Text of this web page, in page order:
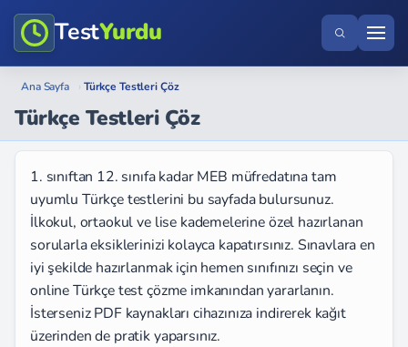
TestYurdu
Ana Sayfa › Türkçe Testleri Çöz
Türkçe Testleri Çöz
1. sınıftan 12. sınıfa kadar MEB müfredatına tam
uyumlu Türkçe testlerini bu sayfada bulursunuz.
İlkokul, ortaokul ve lise kademelerine özel hazırlanan
sorularla eksiklerinizi kolayca kapatırsınız. Sınavlara en
iyi şekilde hazırlanmak için hemen sınıfınızı seçin ve
online Türkçe test çözme imkanından yararlanın.
İsterseniz PDF kaynakları cihazınıza indirerek kağıt
üzerinden de pratik yaparsınız.